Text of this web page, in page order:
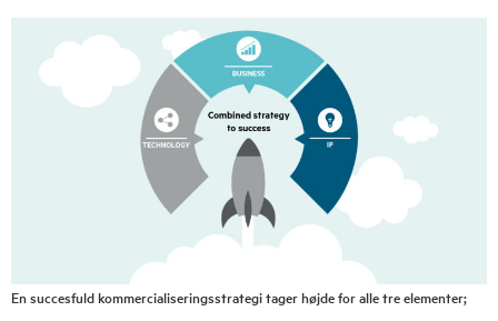
En succesfuld kommercialiseringsstrategi tager højde for alle tre elementer;